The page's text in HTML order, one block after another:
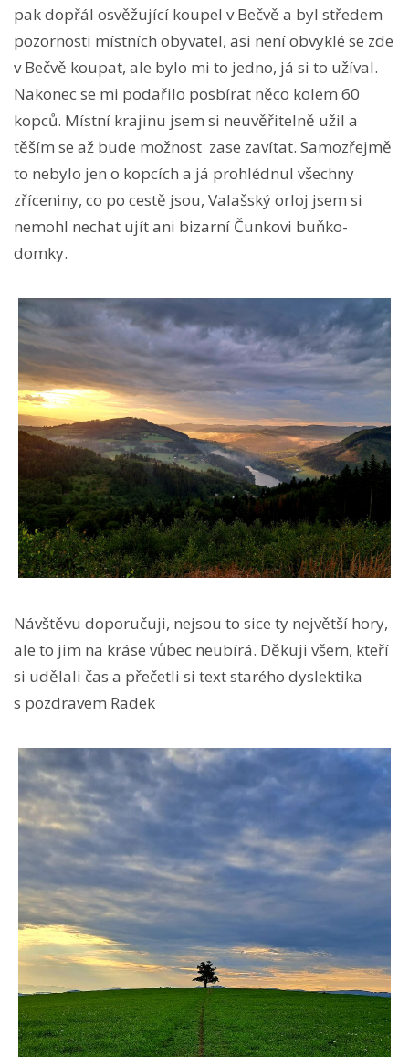
pak dopřál osvěžující koupel v Bečvě a byl středem
pozornosti místních obyvatel, asi není obvyklé se zde
v Bečvě koupat, ale bylo mi to jedno, já si to užíval.
Nakonec se mi podařilo posbírat něco kolem 60
kopců. Místní krajinu jsem si neuvěřitelně užil a
těším se až bude možnost zase zavítat. Samozřejmě
to nebylo jen o kopcích a já prohlédnul všechny
zříceniny, co po cestě jsou, Valašský orloj jsem si
nemohl nechat ujít ani bizarní Čunkovi buňko-
domky.
Návštěvu doporučuji, nejsou to sice ty největší hory,
ale to jim na kráse vůbec neubírá. Děkuji všem, kteří
si udělali čas a přečetli si text starého dyslektika
s pozdravem Radek